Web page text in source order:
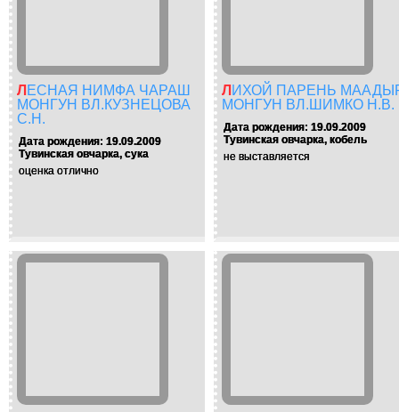
ЛЕСНАЯ НИМФА ЧАРАШ
МОНГУН ВЛ.КУЗНЕЦОВА
С.Н.
Дата рождения: 19.09.2009
Тувинская овчарка, сука
оценка отлично
ЛИХОЙ ПАРЕНЬ МААДЫР
МОНГУН ВЛ.ШИМКО Н.В.
Дата рождения: 19.09.2009
Тувинская овчарка, кобель
не выставляется